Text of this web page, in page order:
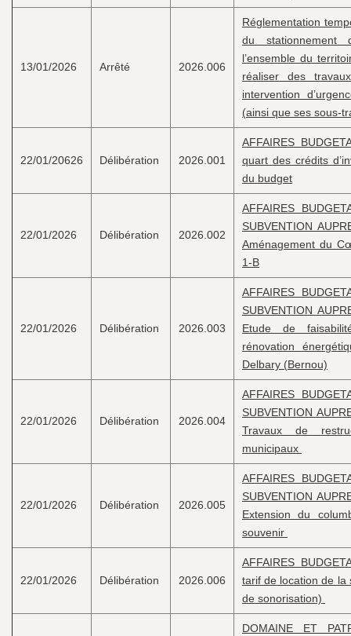
13/01/2026 Arrêté 2026.006
Réglementation
du
l’ensemble du
réaliser des
intervention
(ainsi que ses sous-
22/01/20626 Délibération 2026.001
AFFAIRES
quart des crédits
du budget
22/01/2026 Délibération 2026.002
AFFAIRES
SUBVENTION
Aménagement du
1-B
22/01/2026 Délibération 2026.003
AFFAIRES
SUBVENTION
Etude de
rénovation
Delbary (Bernou)
22/01/2026 Délibération 2026.004
AFFAIRES
SUBVENTION
Travaux de
municipaux
22/01/2026 Délibération 2026.005
AFFAIRES
SUBVENTION
Extension du
souvenir
22/01/2026 Délibération 2026.006
AFFAIRES
tarif de location de la
de sonorisation)
DOMAINE ET